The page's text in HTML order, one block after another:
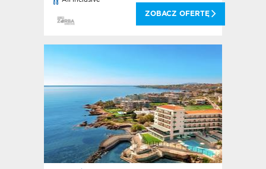
ZOBACZ OFERTĘ